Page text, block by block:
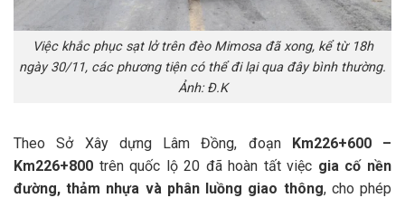
Việc khắc phục sạt lở trên đèo Mimosa đã xong, kể từ 18h
ngày 30/11, các phương tiện có thể đi lại qua đây bình thường.
Ảnh: Đ.K
Theo Sở Xây dựng Lâm Đồng, đoạn
Km226+600 –
Km226+800 trên quốc lộ 20 đã hoàn tất việc gia cố nền
đường, thảm nhựa và phân luồng giao thông, cho phép